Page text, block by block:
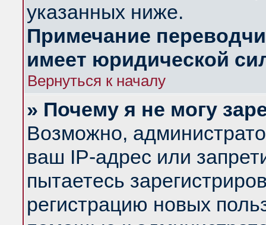
указанных ниже.
Примечание
имеет юридической
Вернуться к началу
» Почему я не могу
Возможно,
ваш IP-адрес или
пытаетесь
регистрацию новых